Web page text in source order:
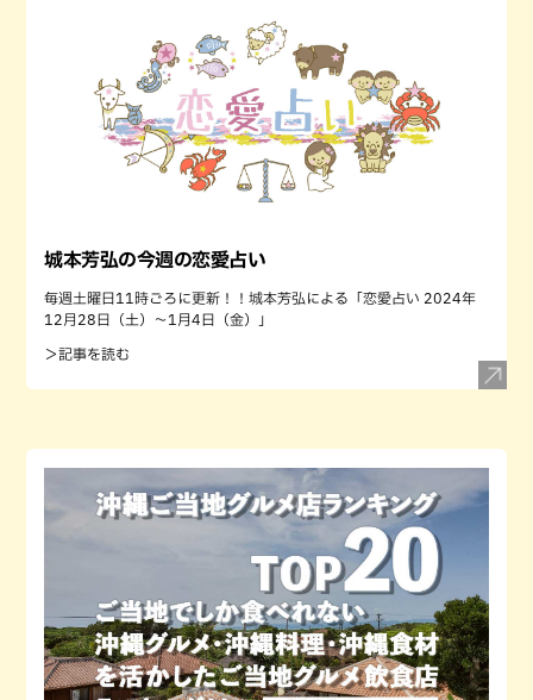
城本芳弘の今週の恋愛占い
毎週土曜日11時ごろに更新！！城本芳弘による「恋愛占い 2024年
12月28日（土）～1月4日（金）」
＞記事を読む